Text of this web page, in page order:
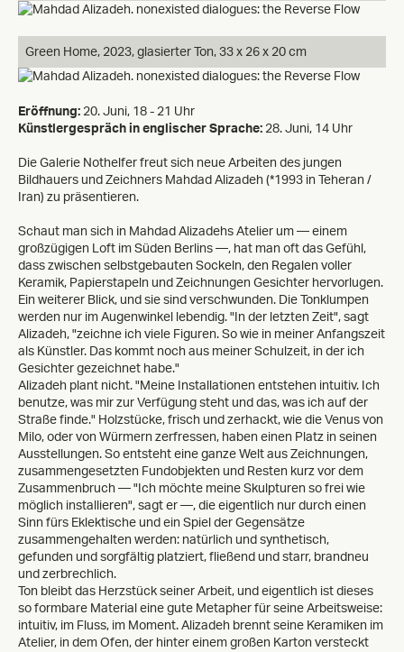
Green Home, 2023, glasierter Ton, 33 x 26 x 20 cm
Eröffnung: 20. Juni, 18 - 21 Uhr
Künstlergespräch in englischer Sprache: 28. Juni, 14 Uhr
Die Galerie Nothelfer freut sich neue Arbeiten des jungen
Bildhauers und Zeichners Mahdad Alizadeh (*1993 in Teheran /
Iran) zu präsentieren.
Schaut man sich in Mahdad Alizadehs Atelier um — einem
großzügigen Loft im Süden Berlins —, hat man oft das Gefühl,
dass zwischen selbstgebauten Sockeln, den Regalen voller
Keramik, Papierstapeln und Zeichnungen Gesichter hervorlugen.
Ein weiterer Blick, und sie sind verschwunden. Die Tonklumpen
werden nur im Augenwinkel lebendig. "In der letzten Zeit", sagt
Alizadeh, "zeichne ich viele Figuren. So wie in meiner Anfangszeit
als Künstler. Das kommt noch aus meiner Schulzeit, in der ich
Gesichter gezeichnet habe."
Alizadeh plant nicht. "Meine Installationen entstehen intuitiv. Ich
benutze, was mir zur Verfügung steht und das, was ich auf der
Straße finde." Holzstücke, frisch und zerhackt, wie die Venus von
Milo, oder von Würmern zerfressen, haben einen Platz in seinen
Ausstellungen. So entsteht eine ganze Welt aus Zeichnungen,
zusammengesetzten Fundobjekten und Resten kurz vor dem
Zusammenbruch — "Ich möchte meine Skulpturen so frei wie
möglich installieren", sagt er —, die eigentlich nur durch einen
Sinn fürs Eklektische und ein Spiel der Gegensätze
zusammengehalten werden: natürlich und synthetisch,
gefunden und sorgfältig platziert, fließend und starr, brandneu
und zerbrechlich.
Ton bleibt das Herzstück seiner Arbeit, und eigentlich ist dieses
so formbare Material eine gute Metapher für seine Arbeitsweise:
intuitiv, im Fluss, im Moment. Alizadeh brennt seine Keramiken im
Atelier, in dem Ofen, der hinter einem großen Karton versteckt